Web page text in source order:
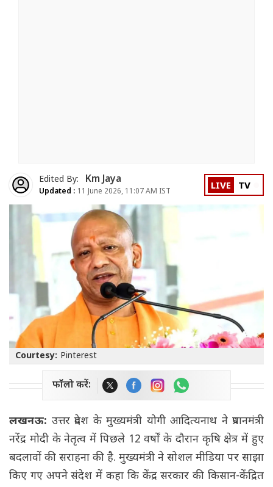
Edited By: Km Jaya
Updated : 11 June 2026, 11:07 AM IST LIVE TV
Courtesy: Pinterest
फॉलो करें:
लखनऊ: उत्तर प्रदेश के मुख्यमंत्री योगी आदित्यनाथ ने प्रधानमंत्री
नरेंद्र मोदी के नेतृत्व में पिछले 12 वर्षों के दौरान कृषि क्षेत्र में हुए
बदलावों की सराहना की है. मुख्यमंत्री ने सोशल मीडिया पर साझा
किए गए अपने संदेश में कहा कि केंद्र सरकार की किसान-केंद्रित